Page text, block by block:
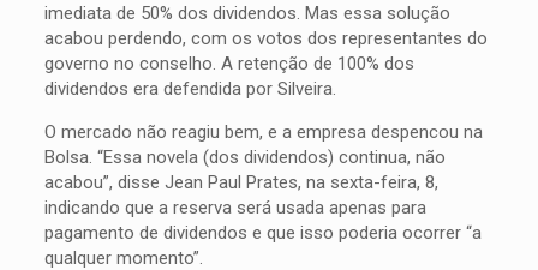
imediata de 50% dos dividendos. Mas essa solução
acabou perdendo, com os votos dos representantes do
governo no conselho. A retenção de 100% dos
dividendos era defendida por Silveira.
O mercado não reagiu bem, e a empresa despencou na
Bolsa. “Essa novela (dos dividendos) continua, não
acabou”, disse Jean Paul Prates, na sexta-feira, 8,
indicando que a reserva será usada apenas para
pagamento de dividendos e que isso poderia ocorrer “a
qualquer momento”.